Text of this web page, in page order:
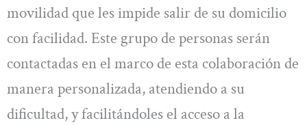
movilidad que les impide salir de su domicilio
con facilidad. Este grupo de personas serán
contactadas en el marco de esta colaboración de
manera personalizada, atendiendo a su
dificultad, y facilitándoles el acceso a la